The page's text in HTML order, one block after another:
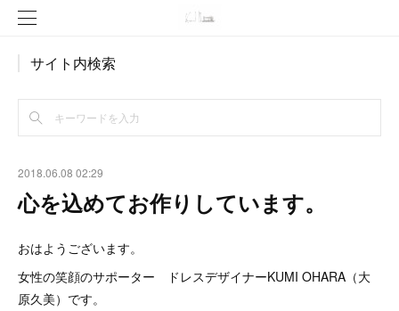
サイト内検索
2018.06.08 02:29
心を込めてお作りしています。
おはようございます。
女性の笑顔のサポーター ドレスデザイナーKUMI OHARA（大
原久美）です。